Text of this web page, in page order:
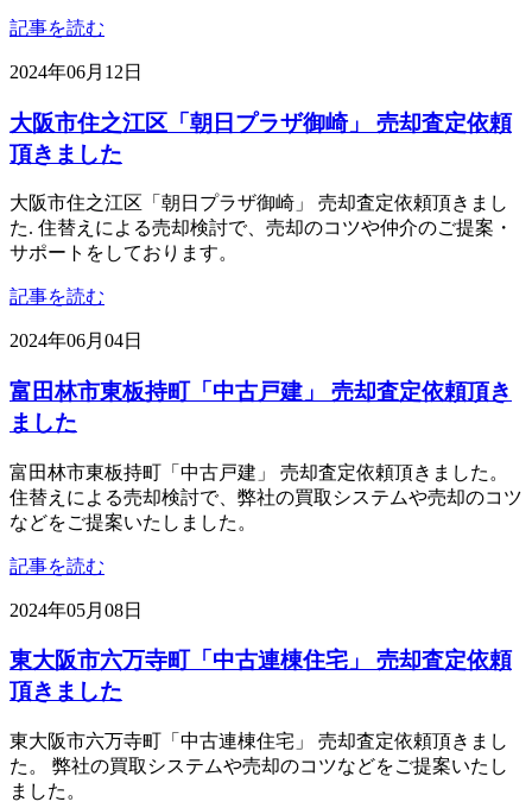
記事を読む
2024年06月12日
大阪市住之江区「朝日プラザ御崎」 売却査定依頼
頂きました
大阪市住之江区「朝日プラザ御崎」 売却査定依頼頂きまし
た. 住替えによる売却検討で、売却のコツや仲介のご提案・
サポートをしております。
記事を読む
2024年06月04日
富田林市東板持町「中古戸建」 売却査定依頼頂き
ました
富田林市東板持町「中古戸建」 売却査定依頼頂きました。
住替えによる売却検討で、弊社の買取システムや売却のコツ
などをご提案いたしました。
記事を読む
2024年05月08日
東大阪市六万寺町「中古連棟住宅」 売却査定依頼
頂きました
東大阪市六万寺町「中古連棟住宅」 売却査定依頼頂きまし
た。 弊社の買取システムや売却のコツなどをご提案いたし
ました。